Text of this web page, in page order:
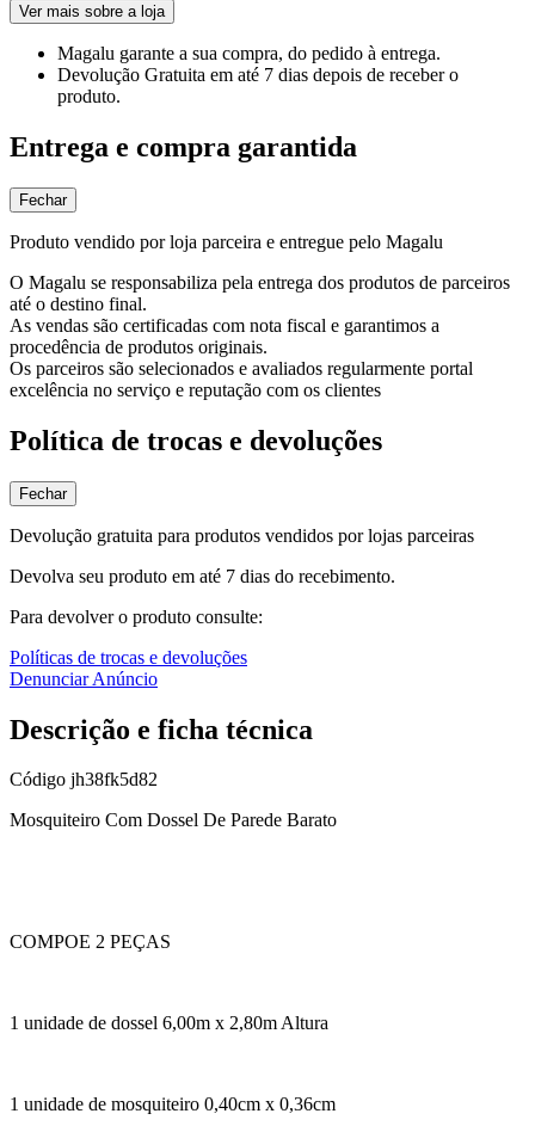
Ver mais sobre a loja
Magalu garante a sua compra, do pedido à entrega.
Devolução Gratuita em até 7 dias depois de receber o
produto.
Entrega e compra garantida
Fechar
Produto vendido por loja parceira e entregue pelo Magalu
O Magalu se responsabiliza pela entrega dos produtos de parceiros
até o destino final.
As vendas são certificadas com nota fiscal e garantimos a
procedência de produtos originais.
Os parceiros são selecionados e avaliados regularmente portal
excelência no serviço e reputação com os clientes
Política de trocas e devoluções
Fechar
Devolução gratuita para produtos vendidos por lojas parceiras
Devolva seu produto em até 7 dias do recebimento.
Para devolver o produto consulte:
Políticas de trocas e devoluções
Denunciar Anúncio
Descrição e ficha técnica
Código jh38fk5d82
Mosquiteiro Com Dossel De Parede Barato
COMPOE 2 PEÇAS
1 unidade de dossel 6,00m x 2,80m Altura
1 unidade de mosquiteiro 0,40cm x 0,36cm